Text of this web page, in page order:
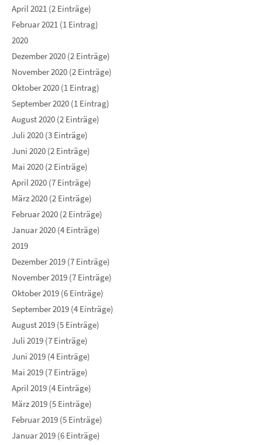
April 2021 (2 Einträge)
Februar 2021 (1 Eintrag)
2020
Dezember 2020 (2 Einträge)
November 2020 (2 Einträge)
Oktober 2020 (1 Eintrag)
September 2020 (1 Eintrag)
August 2020 (2 Einträge)
Juli 2020 (3 Einträge)
Juni 2020 (2 Einträge)
Mai 2020 (2 Einträge)
April 2020 (7 Einträge)
März 2020 (2 Einträge)
Februar 2020 (2 Einträge)
Januar 2020 (4 Einträge)
2019
Dezember 2019 (7 Einträge)
November 2019 (7 Einträge)
Oktober 2019 (6 Einträge)
September 2019 (4 Einträge)
August 2019 (5 Einträge)
Juli 2019 (7 Einträge)
Juni 2019 (4 Einträge)
Mai 2019 (7 Einträge)
April 2019 (4 Einträge)
März 2019 (5 Einträge)
Februar 2019 (5 Einträge)
Januar 2019 (6 Einträge)